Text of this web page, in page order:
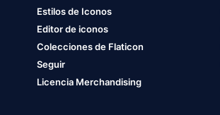
Estilos de Iconos
Editor de iconos
Colecciones de Flaticon
Seguir
Licencia Merchandising